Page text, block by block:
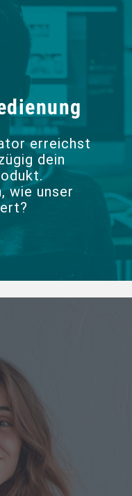
erreichst
dein
wie unser